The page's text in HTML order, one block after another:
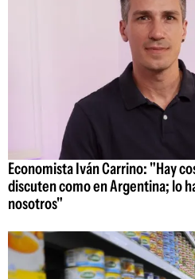
Economista Iván Carrino: "Hay
discuten como en Argentina; lo
nosotros"